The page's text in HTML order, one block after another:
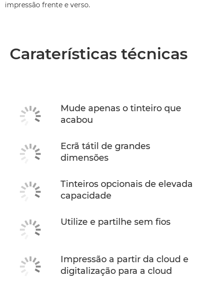
impressão frente e verso.
Caraterísticas técnicas
Mude apenas o tinteiro que
acabou
Ecrã tátil de grandes
dimensões
Tinteiros opcionais de elevada
capacidade
Utilize e partilhe sem fios
Impressão a partir da cloud e
digitalização para a cloud